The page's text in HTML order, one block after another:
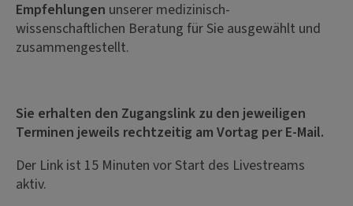
Empfehlungen unserer medizinisch-
wissenschaftlichen Beratung für Sie ausgewählt und
zusammengestellt.
Sie erhalten den Zugangslink zu den jeweiligen
Terminen jeweils rechtzeitig am Vortag per E-Mail.
Der Link ist 15 Minuten vor Start des Livestreams
aktiv.